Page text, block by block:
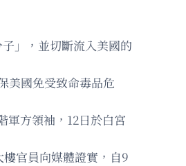
」，並切斷流入美國的
美國免受致命毒品危
軍方領袖，12日於白宮
官員向媒體證實，自9